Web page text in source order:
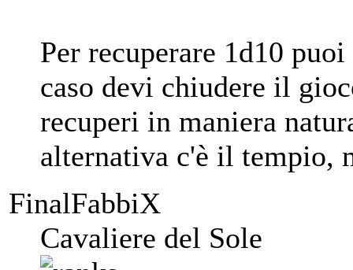
Per recuperare 1d10
caso devi chiudere il
recuperi in maniera
alternativa c'è il tempio,
FinalFabbiX
Cavaliere del Sole